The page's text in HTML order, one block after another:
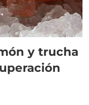
y trucha